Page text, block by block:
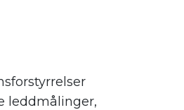
leddmålinger,